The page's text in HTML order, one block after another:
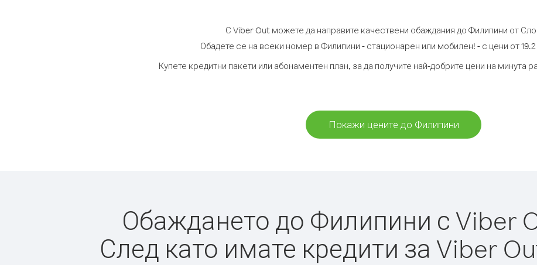
С Viber Out можете да направите качествени обаждания до Филипини от
Обадете се на всеки номер в Филипини - стационарен или мобилен! - с цени от
Купете кредитни пакети или абонаментен план, за да получите най-добрите цени на минута
Покажи цените до Филипини
Обаждането до Филипини с Viber
След като имате кредити за Viber